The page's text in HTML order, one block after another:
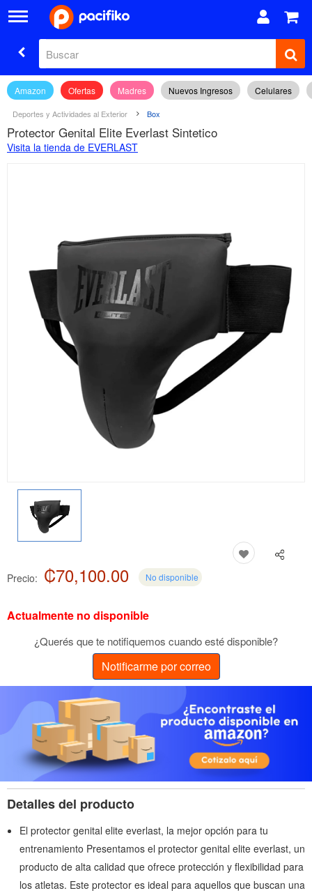
Amazon Ofertas Madres Nuevos Ingresos Celulares
Deportes y Actividades al Exterior Box
Protector Genital Elite Everlast Sintetico
Visita la tienda de EVERLAST
Precio: ₡70,100.00 No disponible
Actualmente no disponible
¿Querés que te notifiquemos cuando esté disponible?
Notificarme por correo
Detalles del producto
El protector genital elite everlast, la mejor opción para tu
entrenamiento Presentamos el protector genital elite everlast, un
producto de alta calidad que ofrece protección y flexibilidad para
los atletas. Este protector es ideal para aquellos que buscan una